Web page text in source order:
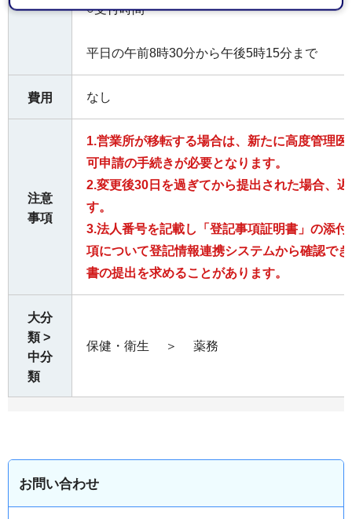
○受付時間
平日の午前8時30分から午後5時15分まで
費用 なし
注意
事項
1.営業所が移転する場合は、新たに高度管理
可申請の手続きが必要となります。
2.変更後30日を過ぎてから提出された場合、
す。
3.法人番号を記載し「登記事項証明書」の添
項について登記情報連携システムから確認で
書の提出を求めることがあります。
大分
類 >
中分
類
保健・衛生 ＞ 薬務
お問い合わせ